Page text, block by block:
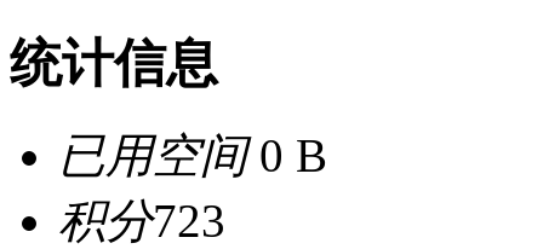
统计信息
已用空间0 B
积分723